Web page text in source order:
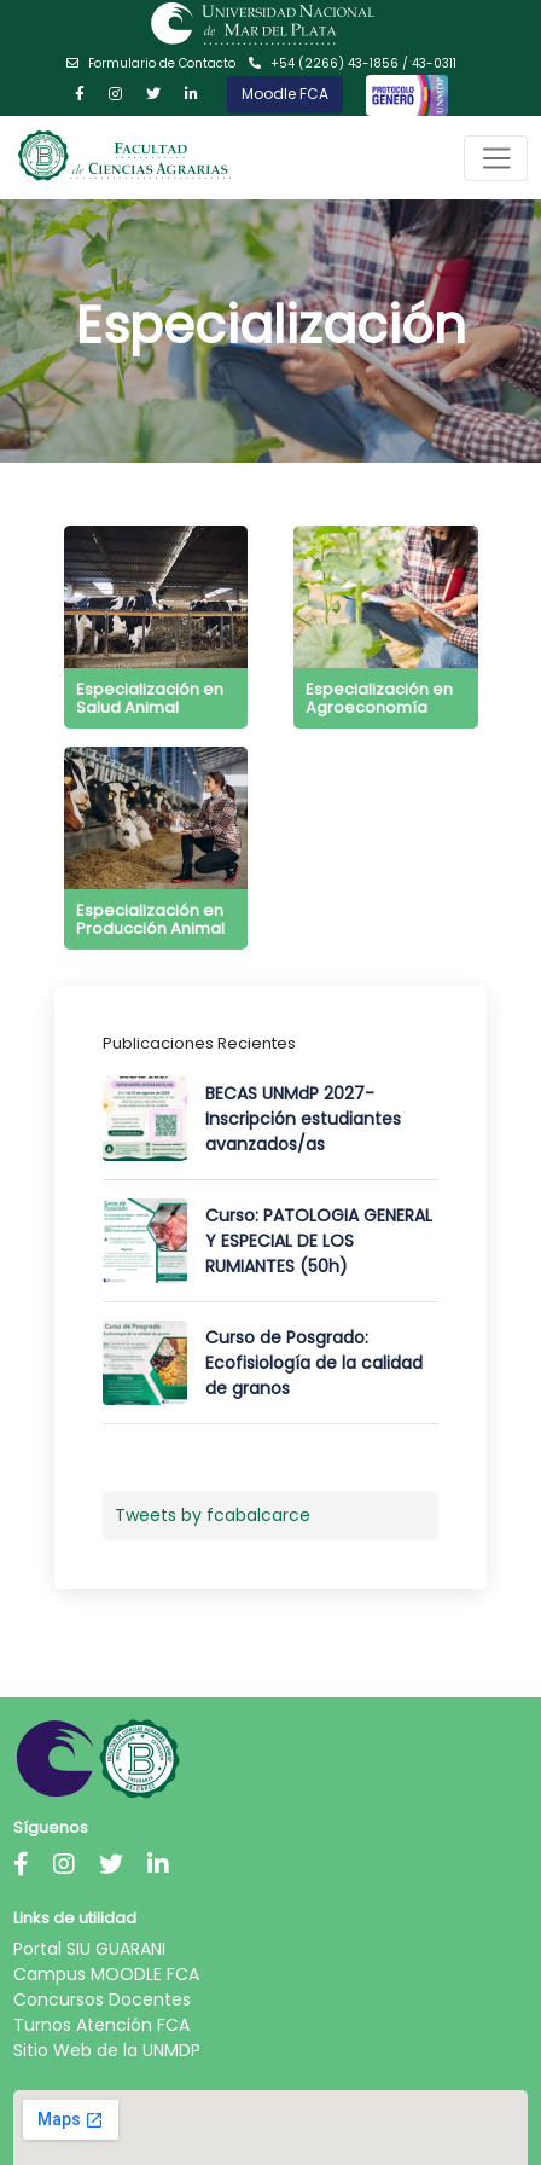
Formulario de Contacto +54 (2266) 43-1856 / 43-0311
Moodle FCA
Especialización
Especialización en
Salud Animal
Especialización en
Agroeconomía
Especialización en
Producción Animal
Publicaciones Recientes
BECAS UNMdP 2027-
Inscripción estudiantes
avanzados/as
Curso: PATOLOGIA GENERAL
Y ESPECIAL DE LOS
RUMIANTES (50h)
Curso de Posgrado:
Ecofisiología de la calidad
de granos
Tweets by fcabalcarce
Síguenos
Links de utilidad
Portal SIU GUARANI
Campus MOODLE FCA
Concursos Docentes
Turnos Atención FCA
Sitio Web de la UNMDP